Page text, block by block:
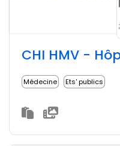
Médecine Ets' publics